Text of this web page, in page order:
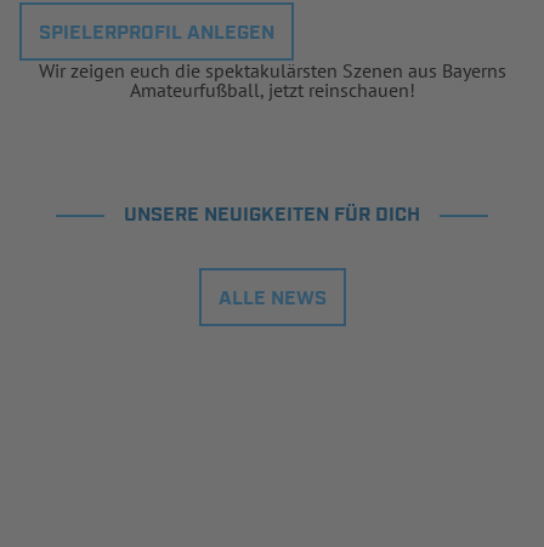
SPIELERPROFIL ANLEGEN
Wir zeigen euch die spektakulärsten Szenen aus Bayerns
Amateurfußball, jetzt reinschauen!
UNSERE NEUIGKEITEN FÜR DICH
ALLE NEWS